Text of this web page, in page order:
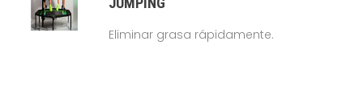
Eliminar grasa rápidamente.